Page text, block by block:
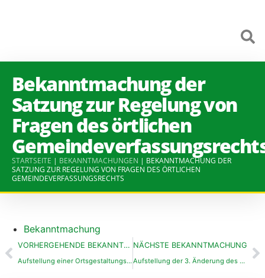
Bekanntmachung der
Satzung zur Regelung von
Fragen des örtlichen
STARTSEITE | BEKANNTMACHUNGEN | BEKANNTMACHUNG DER
SATZUNG ZUR REGELUNG VON FRAGEN DES ÖRTLICHEN
GEMEINDEVERFASSUNGSRECHTS
Bekanntmachung
VORHERGEHENDE BEKANNTMACHUNG
Aufstellung einer Ortsgestaltungssatzung für das Gebiet des städtebaulichen Rahmenplanes der Gemeinde Binswangen Bekanntmachung inkl. Plan und Satzung
NÄCHSTE BEKANNTMACHUNG
Aufstellung der 3. Änderung des Bebauungsplans “Langenmantelstraße”; Satzungsbeschluss